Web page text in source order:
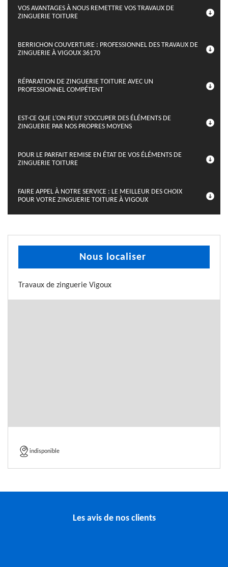
VOS AVANTAGES À NOUS REMETTRE VOS TRAVAUX DE
ZINGUERIE TOITURE
BERRICHON COUVERTURE : PROFESSIONNEL DES TRAVAUX DE
ZINGUERIE À VIGOUX 36170
RÉPARATION DE ZINGUERIE TOITURE AVEC UN
PROFESSIONNEL COMPÉTENT
EST-CE QUE L’ON PEUT S’OCCUPER DES ÉLÉMENTS DE
ZINGUERIE PAR NOS PROPRES MOYENS
POUR LE PARFAIT REMISE EN ÉTAT DE VOS ÉLÉMENTS DE
ZINGUERIE TOITURE
FAIRE APPEL À NOTRE SERVICE : LE MEILLEUR DES CHOIX
POUR VOTRE ZINGUERIE TOITURE À VIGOUX
Nous localiser
Travaux de zinguerie Vigoux
indisponible
Les avis de nos clients